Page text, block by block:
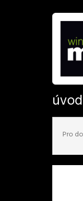
úvod
Pro